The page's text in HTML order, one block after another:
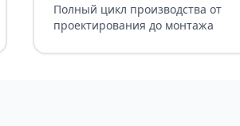
Полный цикл производства от
проектирования до монтажа